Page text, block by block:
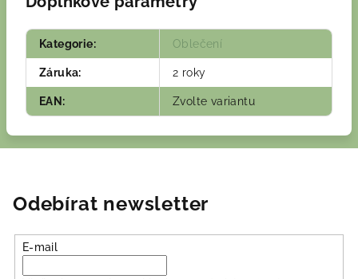
Kategorie: Oblečení
Záruka: 2 roky
EAN : Zvolte variantu
Odebírat newsletter
E-mail